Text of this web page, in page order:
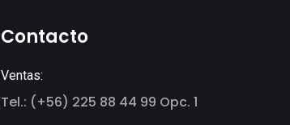
Contacto
Ventas:
Tel.: (+56) 225 88 44 99 Opc. 1